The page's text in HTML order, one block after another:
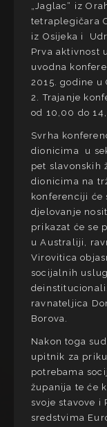
„Jaglac“ iz
tetraplegičara
iz Osijeka i
Prva aktivnost
uvodna
2015. godine u
2. Trajanje
od 10,00 do
Svrha
dionicima u
pet slavonskih
dionicima na
konferenciji će
djelovanje
prikazat će se
u Australiji,
Virovitica
socijalnih
ravnateljica
Borova.
Nakon toga
upitnik za
potrebama
županija te će
svoje stavove i
sredstvima